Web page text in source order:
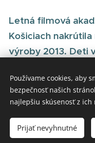
Letná filmová
Košiciach
výroby 2013. Deti
Používame cookies, aby
bezpečnosť našich
najlepšiu skúsenosť z ich
Prijať nevyhnutné